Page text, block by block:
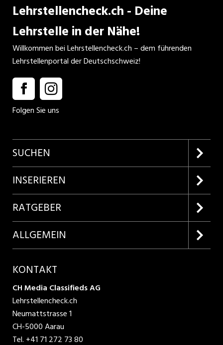
Lehrstellencheck.ch - Deine
Lehrstelle in der Nähe!
Willkommen bei Lehrstellencheck.ch – dem führenden
Lehrstellenportal der Deutschschweiz!
Folgen Sie uns
SUCHEN
Firmenprofile entdecken
Lehrstellen suchen
INSERIEREN
Kundenlogin
Inserieren
Produkte
RATGEBER
Lehrberufe entdecken
ALLGEMEIN
AGB
Datenschutzbestimmungen
Nutzungsbedingungen
KONTAKT
CH Media Classifieds AG
Lehrstellencheck.ch
Neumattstrasse 1
CH-5000 Aarau
Tel. +41 71 272 73 80